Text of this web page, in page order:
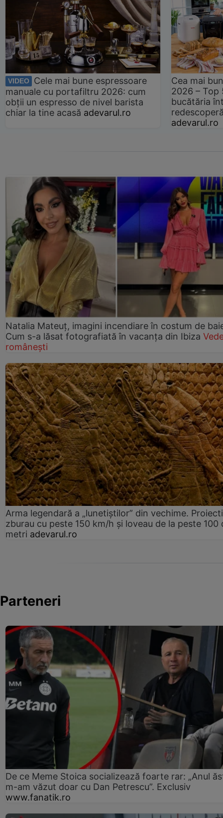
VIDEO
Cele mai bune espressoare
manuale cu portafiltru 2026: cum
obții un espresso de nivel barista
chiar la tine acasă adevarul.ro
Cea mai
2026 –
bucătăria
adevarul.ro
Natalia Mateuț, imagini incendiare în costum de
Cum s-a lăsat fotografiată în vacanța din Ibiza
românești
Arma legendară a „lunetiștilor” din vechime.
zburau cu peste 150 km/h și loveau de la peste 100
metri adevarul.ro
Parteneri
De ce Meme Stoica socializează foarte rar: „Anul
m-am văzut doar cu Dan Petrescu”. Exclusiv
www.fanatik.ro